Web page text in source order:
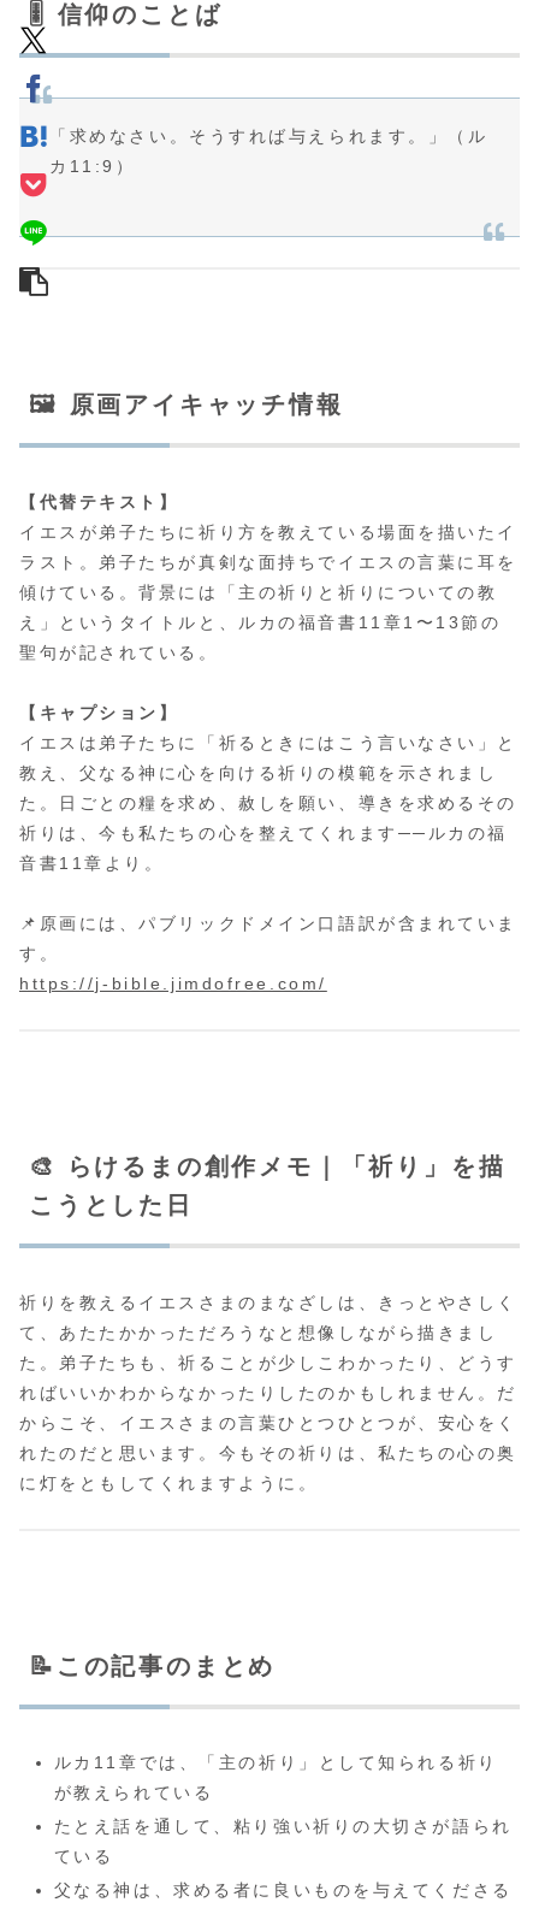
🎚️ 信仰のことば
「求めなさい。そうすれば与えられます。」（ル
カ11:9）
🖼 原画アイキャッチ情報
【代替テキスト】
イエスが弟子たちに祈り方を教えている場面を描いたイ
ラスト。弟子たちが真剣な面持ちでイエスの言葉に耳を
傾けている。背景には「主の祈りと祈りについての教
え」というタイトルと、ルカの福音書11章1〜13節の
聖句が記されている。
【キャプション】
イエスは弟子たちに「祈るときにはこう言いなさい」と
教え、父なる神に心を向ける祈りの模範を示されまし
た。日ごとの糧を求め、赦しを願い、導きを求めるその
祈りは、今も私たちの心を整えてくれます──ルカの福
音書11章より。
📌原画には、パブリックドメイン口語訳が含まれていま
す。
https://j-bible.jimdofree.com/
🎨 らけるまの創作メモ｜「祈り」を描
こうとした日
祈りを教えるイエスさまのまなざしは、きっとやさしく
て、あたたかかっただろうなと想像しながら描きまし
た。弟子たちも、祈ることが少しこわかったり、どうす
ればいいかわからなかったりしたのかもしれません。だ
からこそ、イエスさまの言葉ひとつひとつが、安心をく
れたのだと思います。今もその祈りは、私たちの心の奥
に灯をともしてくれますように。
📝この記事のまとめ
ルカ11章では、「主の祈り」として知られる祈り
が教えられている
たとえ話を通して、粘り強い祈りの大切さが語られ
ている
父なる神は、求める者に良いものを与えてくださる